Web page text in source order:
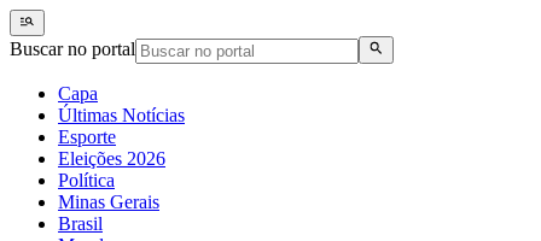
Buscar no portal
Capa
Últimas Notícias
Esporte
Eleições 2026
Política
Minas Gerais
Brasil